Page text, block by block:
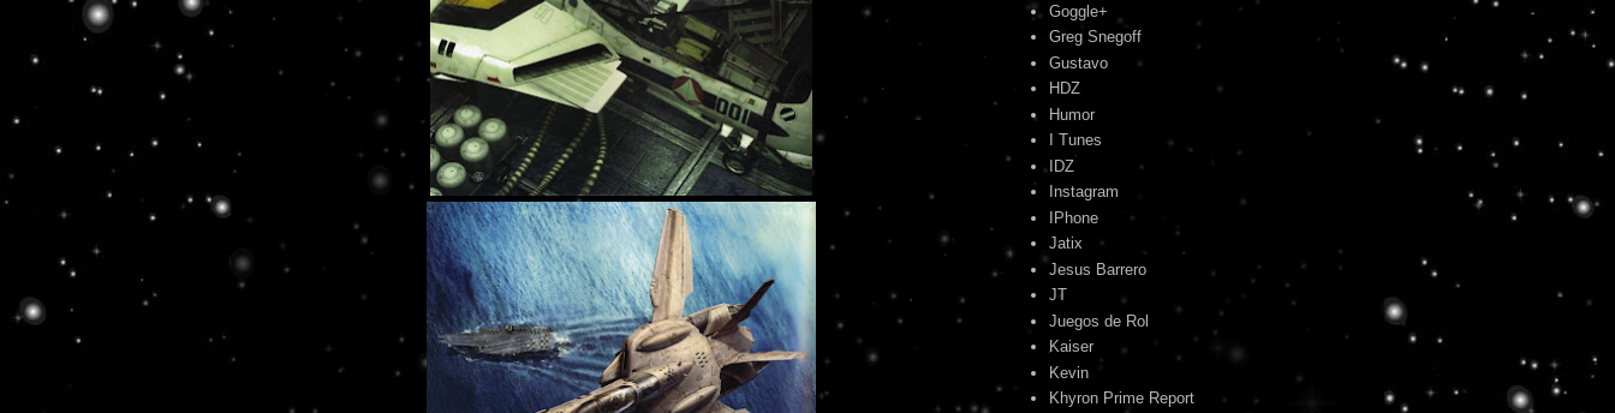
Goggle+
Greg Snegoff
Gustavo
HDZ
Humor
I Tunes
IDZ
Instagram
IPhone
Jatix
Jesus Barrero
JT
Juegos de Rol
Kaiser
Kevin
Khyron Prime Report